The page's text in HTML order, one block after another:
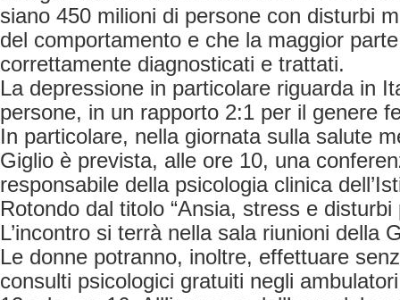
siano 450 milioni di persone con disturbi
del comportamento e che la maggior
correttamente diagnosticati e trattati.
La depressione in particolare riguarda in
persone, in un rapporto 2:1 per il genere
In particolare, nella giornata sulla salute
Giglio è prevista, alle ore 10, una
responsabile della psicologia clinica
Rotondo dal titolo “Ansia, stress e disturbi
L’incontro si terrà nella sala riunioni della
Le donne potranno, inoltre, effettuare
consulti psicologici gratuiti negli